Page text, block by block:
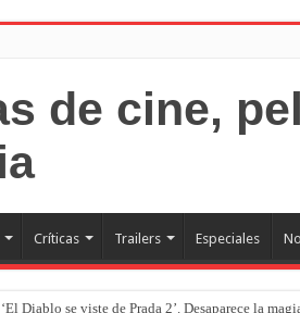
Críticas Trailers Especiales
‘El Diablo se viste de Prada 2’. Desaparece la